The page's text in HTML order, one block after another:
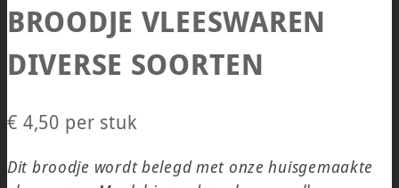
BROODJE VLEESWAREN
DIVERSE SOORTEN
€ 4,50 per stuk
Dit broodje wordt belegd met onze huisgemaakte